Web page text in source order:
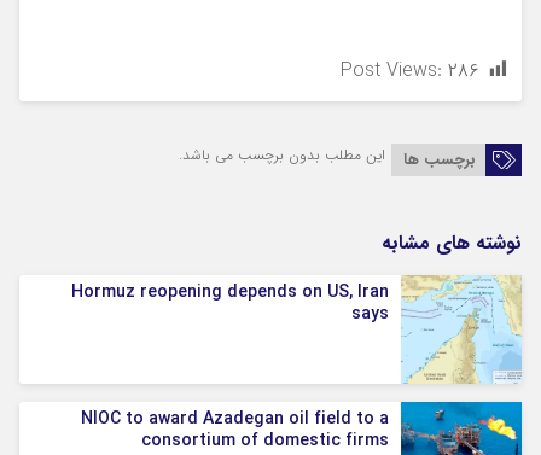
Post Views: ۲۸۶
برچسب ها این مطلب بدون برچسب می باشد.
نوشته های مشابه
Hormuz reopening depends on US, Iran
says
NIOC to award Azadegan oil field to a
consortium of domestic firms